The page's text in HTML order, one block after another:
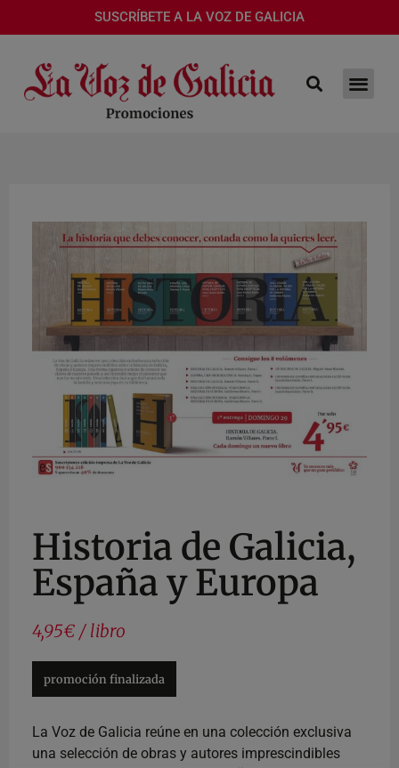
SUSCRÍBETE A LA VOZ DE GALICIA
Historia de Galicia,
España y Europa
4,95€ / libro
promoción finalizada
La Voz de Galicia reúne en una colección exclusiva
una selección de obras y autores imprescindibles